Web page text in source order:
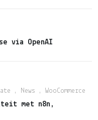
via OpenAI
, News , WooCommerce
met n8n,